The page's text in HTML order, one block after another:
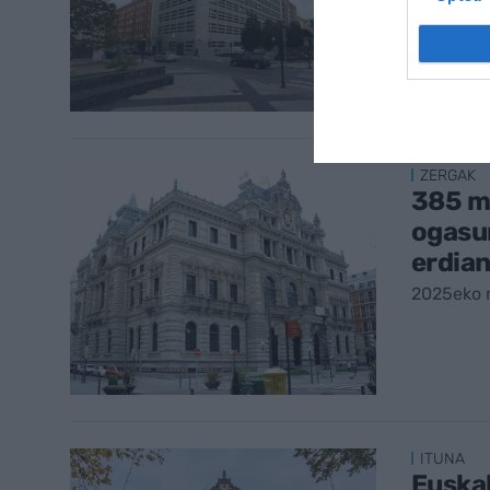
ZERGAK
385
erdian
2025eko
ITUNA